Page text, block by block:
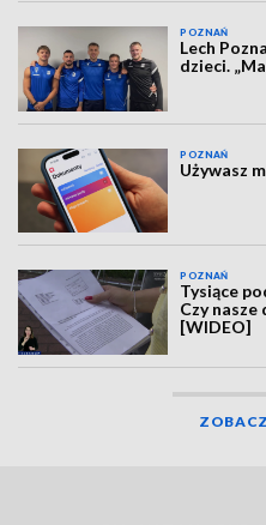
POZNAŃ
Lech
dzieci.
POZNAŃ
Używasz
POZNAŃ
Tysiące
Czy
[WIDEO]